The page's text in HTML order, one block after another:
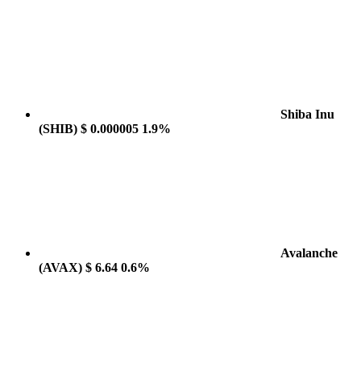
Shiba Inu
(SHIB) $ 0.000005 1.9%
Avalanche
(AVAX) $ 6.64 0.6%